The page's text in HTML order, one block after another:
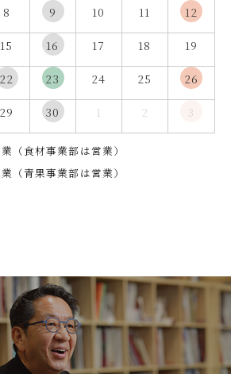
8 9 10 11 12
15 16 17 18 19
22 23 24 25 26
29 30 1 2 3
（食材事業部は営業）
（青果事業部は営業）